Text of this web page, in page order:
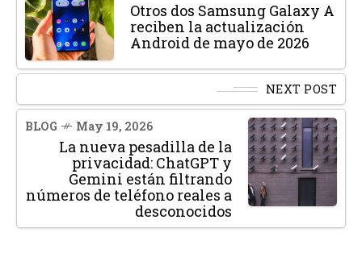
Otros dos Samsung Galaxy A
reciben la actualización
Android de mayo de 2026
NEXT POST
BLOG May 19, 2026
La nueva pesadilla de la
privacidad: ChatGPT y
Gemini están filtrando
números de teléfono reales a
desconocidos